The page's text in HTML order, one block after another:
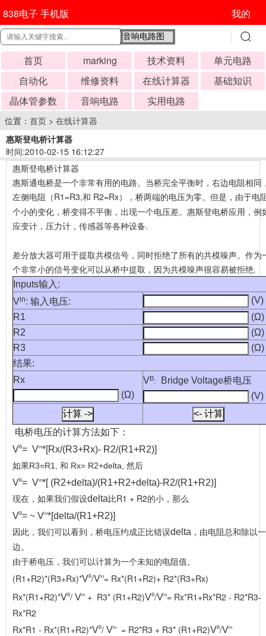
838电子 手机版 我的
首页 marking 技术资料
单元电路
自动化
维修资料 在线计算器
基础知识
晶体管参数
音响电路 实用电路
位置： 首页 > 在线计算器
惠斯登电桥计算器
时间:2010-02-15 16:12:27
惠斯登电桥计算器
惠斯通电桥是一个非常有用的电路。当桥完全平衡时，右边电阻相同
左侧电阻（R1=R3,和 R2=Rx），桥两端的电压为零。但是，由于电
个小的变化，桥变得不平衡，出现一个电压差。惠斯登电桥应用，例
应变计，压力计，传感器等各种设备.
差分放大器可用于提取共模信号，同时拒绝了所有的共模噪声。作为
个非常小的信号变化可以从桥中提取，因为共模噪声很容易被拒绝.
Inputs输入:
Vin: 输入电压:
(V)
R1
(Ω)
R2
(Ω)
R3
(Ω)
结果:
Rx
(Ω)
VB:
Bridge Voltage桥电压
(V)
电桥电压的计算方法如下：
VB= Vin*[Rx/(R3+Rx)- R2/(R1+R2)]
如果R3=R1, 和 Rx= R2+delta, 然后
VB= Vin*[ (R2+delta)/(R1+R2+delta)-R2/(R1+R2)]
现在，如果我们假设delta比R1 + R2的小，那么
VB= ~ Vin*[delta/(R1+R2)]
因此，我们可以看到，桥电压约成正比错误delta ，由电阻总和除以一
边。
由于桥电压，我们可以计算为一个未知的电阻值。
(R1+R2)*(R3+Rx)*VB/Vin= Rx*(R1+R2)+ R2*(R3+Rx)
Rx*(R1+R2)*VB/ Vin + R3* (R1+R2)VB/Vin= Rx*R1+Rx*R2 - R2*R3-
Rx*R2
Rx*R1 - Rx*(R1+R2)*VB/ Vin = R2*R3 + R3* (R1+R2)VB/Vin